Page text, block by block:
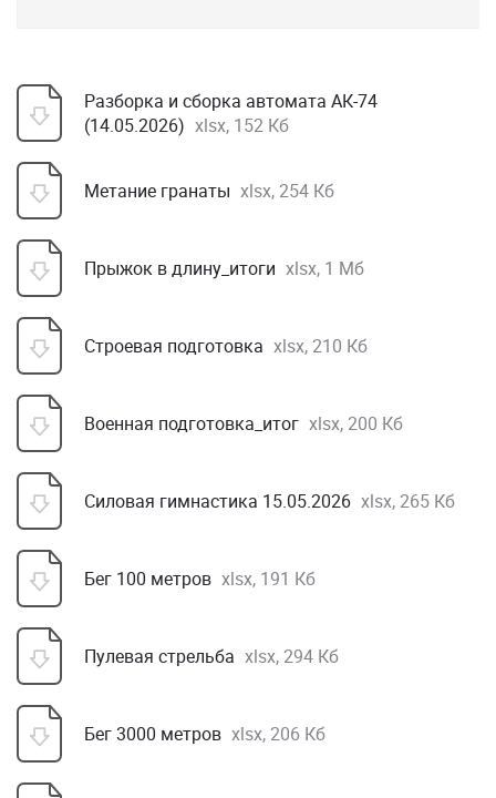
Разборка и сборка автомата АК-74
(14.05.2026) xlsx, 152 Кб
Метание гранаты xlsx, 254 Кб
Прыжок в длину_итоги xlsx, 1 Мб
Строевая подготовка xlsx, 210 Кб
Военная подготовка_итог xlsx, 200 Кб
Силовая гимнастика 15.05.2026 xlsx, 265 Кб
Бег 100 метров xlsx, 191 Кб
Пулевая стрельба xlsx, 294 Кб
Бег 3000 метров xlsx, 206 Кб